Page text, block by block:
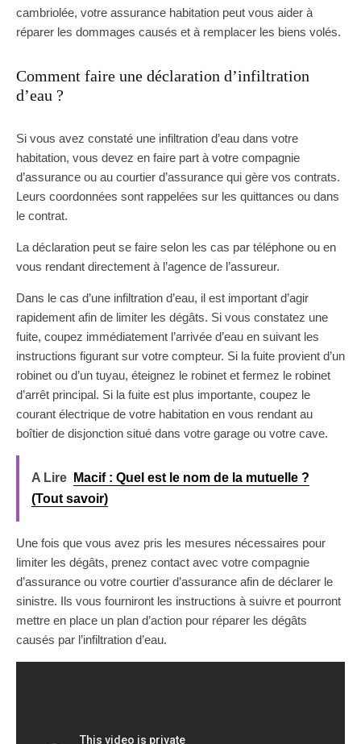
cambriolée, votre assurance habitation peut vous aider à
réparer les dommages causés et à remplacer les biens volés.
Comment faire une déclaration d’infiltration
d’eau ?
Si vous avez constaté une infiltration d’eau dans votre
habitation, vous devez en faire part à votre compagnie
d’assurance ou au courtier d’assurance qui gère vos contrats.
Leurs coordonnées sont rappelées sur les quittances ou dans
le contrat.
La déclaration peut se faire selon les cas par téléphone ou en
vous rendant directement à l’agence de l’assureur.
Dans le cas d’une infiltration d’eau, il est important d’agir
rapidement afin de limiter les dégâts. Si vous constatez une
fuite, coupez immédiatement l’arrivée d’eau en suivant les
instructions figurant sur votre compteur. Si la fuite provient d’un
robinet ou d’un tuyau, éteignez le robinet et fermez le robinet
d’arrêt principal. Si la fuite est plus importante, coupez le
courant électrique de votre habitation en vous rendant au
boîtier de disjonction situé dans votre garage ou votre cave.
A Lire
Macif : Quel est le nom de la mutuelle ?
(Tout savoir)
Une fois que vous avez pris les mesures nécessaires pour
limiter les dégâts, prenez contact avec votre compagnie
d’assurance ou votre courtier d’assurance afin de déclarer le
sinistre. Ils vous fourniront les instructions à suivre et pourront
mettre en place un plan d’action pour réparer les dégâts
causés par l’infiltration d’eau.